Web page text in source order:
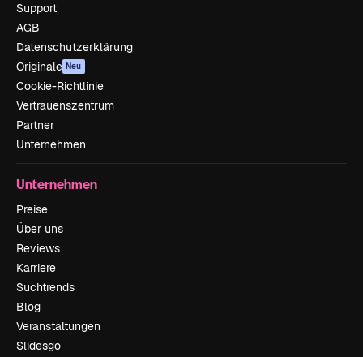
Support
AGB
Datenschutzerklärung
Originale Neu
Cookie-Richtlinie
Vertrauenszentrum
Partner
Unternehmen
Unternehmen
Preise
Über uns
Reviews
Karriere
Suchtrends
Blog
Veranstaltungen
Slidesgo